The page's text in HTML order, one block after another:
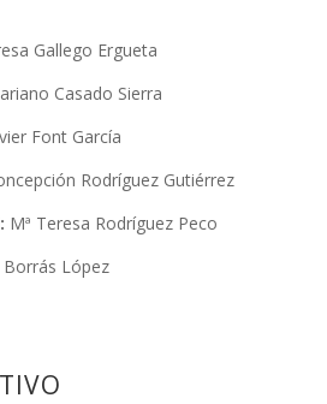
Gallego Ergueta
Casado Sierra
Font García
Rodríguez Gutiérrez
Mª Teresa Rodríguez Peco
López